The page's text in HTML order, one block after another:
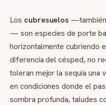
Los cubresuelos —también
— son especies de porte
horizontalmente cubriendo
diferencia del césped, no
toleran mejor la sequía una
en condiciones donde el
sombra profunda, taludes